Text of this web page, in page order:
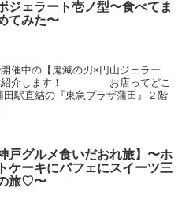
ジェラート壱ノ型〜食べてま
てみた〜
催中の【鬼滅の刃×円山ジェラー
ご紹介します！ お店ってどこ
駅直結の『東急プラザ蒲田』２階
神戸グルメ食いだおれ旅】〜ホ
ケーキにパフェにスイーツ三
旅♡〜